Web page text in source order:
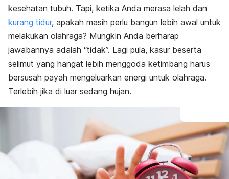
kesehatan tubuh. Tapi, ketika Anda merasa lelah dan
kurang tidur, apakah masih perlu bangun lebih awal untuk
melakukan olahraga? Mungkin Anda berharap
jawabannya adalah “tidak”. Lagi pula, kasur beserta
selimut yang hangat lebih menggoda ketimbang harus
bersusah payah mengeluarkan energi untuk olahraga.
Terlebih jika di luar sedang hujan.